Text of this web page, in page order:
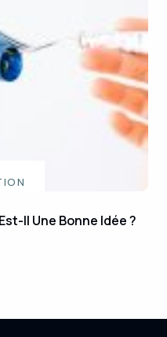
Il Une Bonne Idée ?